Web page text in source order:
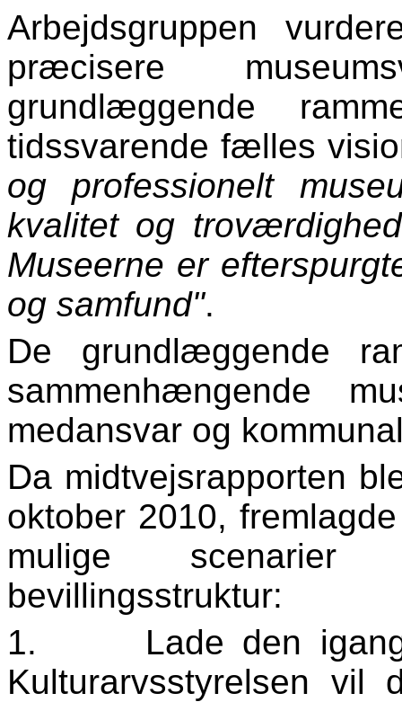
Arbejdsgruppen
præcisere
grundlæggende
tidssvarende fælles
og professionelt
kvalitet og
Museerne er
og samfund".
De grundlæggende
sammenhængende
medansvar og
Da midtvejsrapporten
oktober 2010,
mulige
bevillingsstruktur:
1. Lade den
Kulturarvsstyrelsen vil